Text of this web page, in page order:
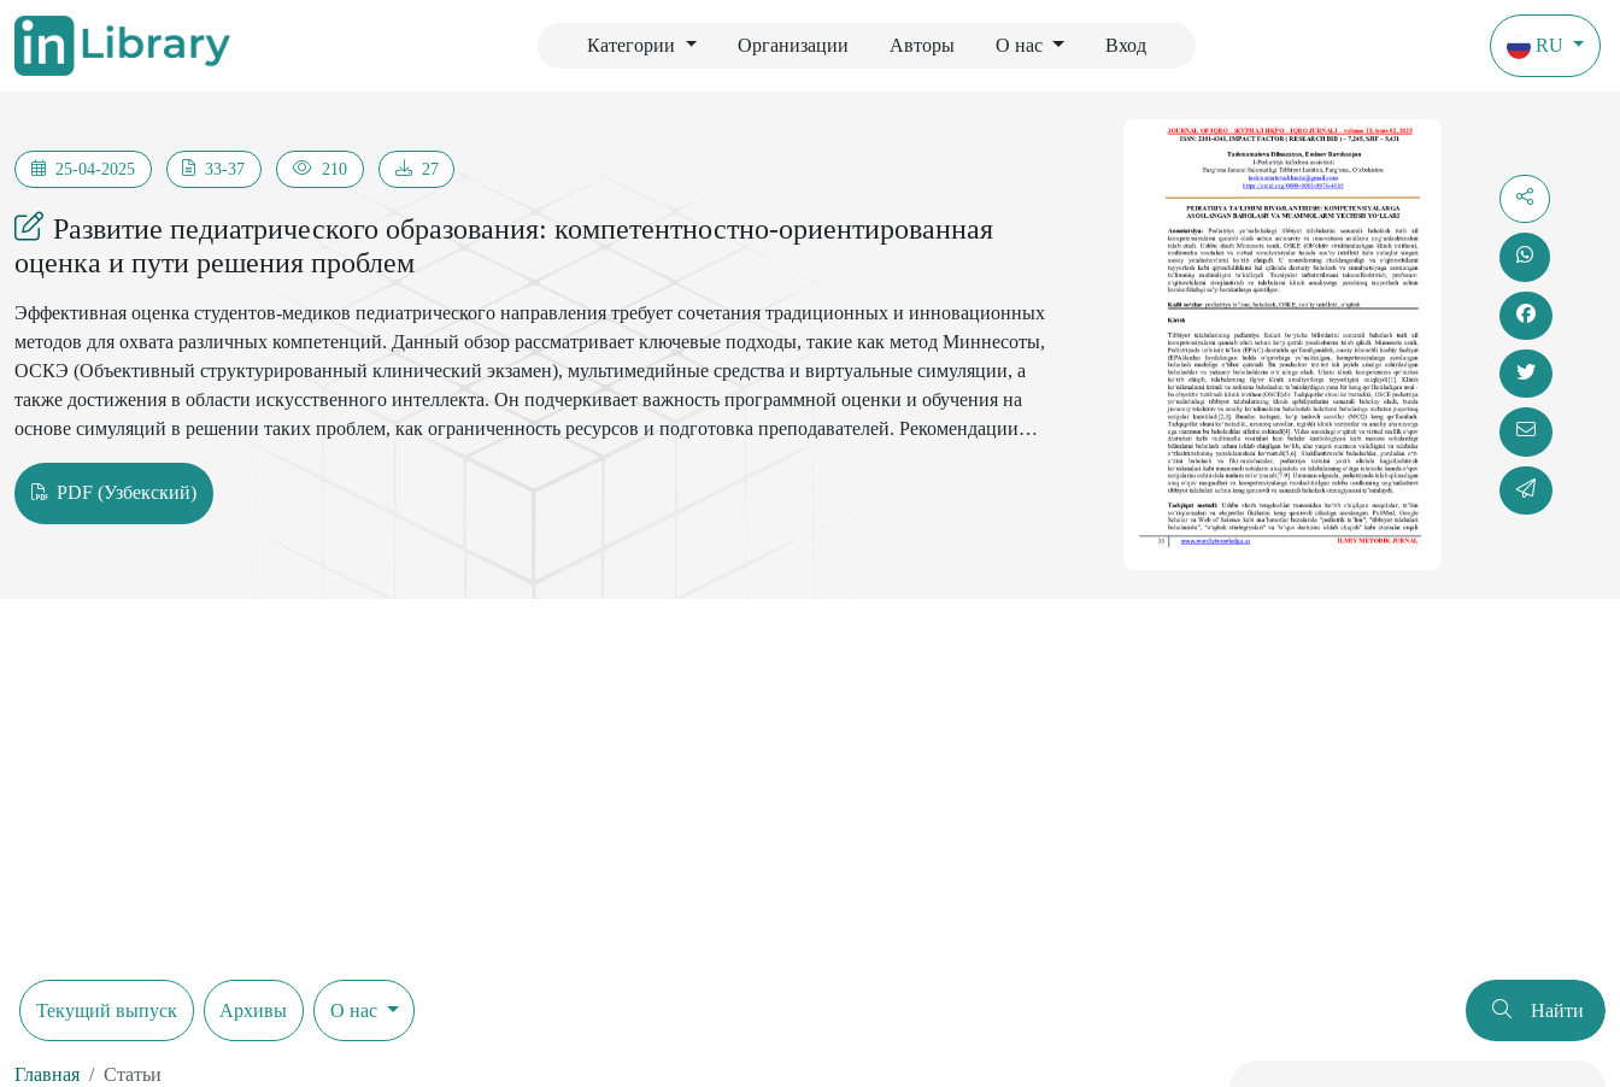
Категории Организации Авторы О нас Вход RU
25-04-2025 33-37 210 27
Развитие педиатрического образования: компетентностно-ориентированная
оценка и пути решения проблем
Эффективная оценка студентов-медиков педиатрического направления требует сочетания традиционных и инновационных
методов для охвата различных компетенций. Данный обзор рассматривает ключевые подходы, такие как метод Миннесоты,
ОСКЭ (Объективный структурированный клинический экзамен), мультимедийные средства и виртуальные симуляции, а
также достижения в области искусственного интеллекта. Он подчеркивает важность программной оценки и обучения на
основе симуляций в решении таких проблем, как ограниченность ресурсов и подготовка преподавателей. Рекомендации
состава и улучшению подготовки студентов к клинической практике.
PDF (Узбекский)
Текущий выпуск Архивы О нас Найти
Главная Статьи